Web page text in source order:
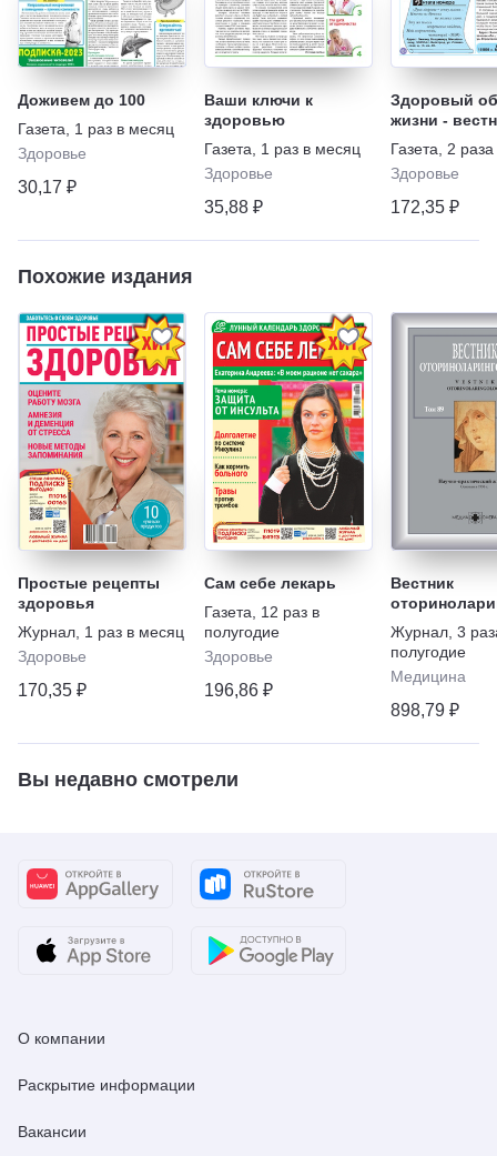
Доживем до 100
Газета
1 раз в месяц
Здоровье
30,17 ₽
Ваши ключи к
здоровью
Газета
1 раз в месяц
Здоровье
35,88 ₽
Здоровый
жизни -
"ЗОЖ"
Газета
2
Здоровье
172,35 ₽
Похожие издания
Простые рецепты
здоровья
Журнал 1 раз в месяц
Здоровье
170,35 ₽
Сам себе лекарь
Газета
12 раз в
полугодие
Здоровье
196,86 ₽
Вестник
Журнал 3
полугодие
Медицина
898,79 ₽
Вы недавно смотрели
О компании
Раскрытие информации
Вакансии